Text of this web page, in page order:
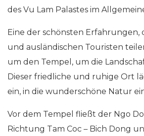
des Vu Lam Palastes im
Eine der schönsten Erfahrungen,
und ausländischen Touristen
um den Tempel, um die
Dieser friedliche und ruhige Ort
ein, in die wunderschöne Natur
Vor dem Tempel fließt der Ngo
Richtung Tam Coc – Bich Dong